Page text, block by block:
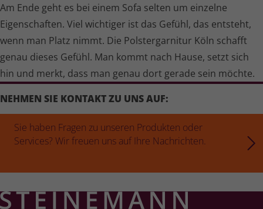
Am Ende geht es bei einem Sofa selten um einzelne
Eigenschaften. Viel wichtiger ist das Gefühl, das entsteht,
wenn man Platz nimmt. Die Polster­garnitur Köln schafft
genau dieses Gefühl. Man kommt nach Hause, setzt sich
hin und merkt, dass man genau dort gerade sein möchte.
NEHMEN SIE KONTAKT ZU UNS AUF:
Sie haben Fragen zu unseren Produkten oder
Services? Wir freuen uns auf Ihre Nachrichten.